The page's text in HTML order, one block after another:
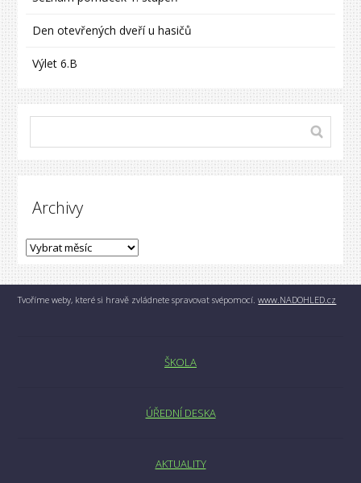
Den otevřených dveří u hasičů
Výlet 6.B
Archivy
Tvoříme weby, které si hravě zvládnete spravovat svépomocí.www.NADOHLED.cz
ŠKOLA
ÚŘEDNÍ DESKA
AKTUALITY